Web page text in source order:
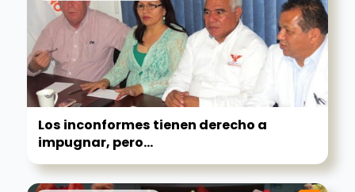
Los inconformes tienen derecho a
impugnar, pero...